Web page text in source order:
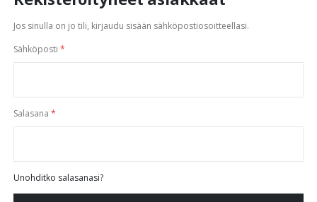
Jos sinulla on jo tili, kirjaudu sisään sähköpostiosoitteellasi.
Sähköposti
Salasana
Unohditko salasanasi?